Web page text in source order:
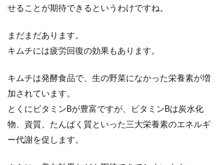
せることが期待できるというわけですね。
まだまだあります。
キムチには疲労回復の効果もあります。
キムチは発酵食品で、生の野菜になかった栄養素が増
加されています。
とくにビタミンBが豊富ですが、ビタミンBは炭水化
物、資質、たんぱく質といった三大栄養素のエネルギ
ー代謝を促します。